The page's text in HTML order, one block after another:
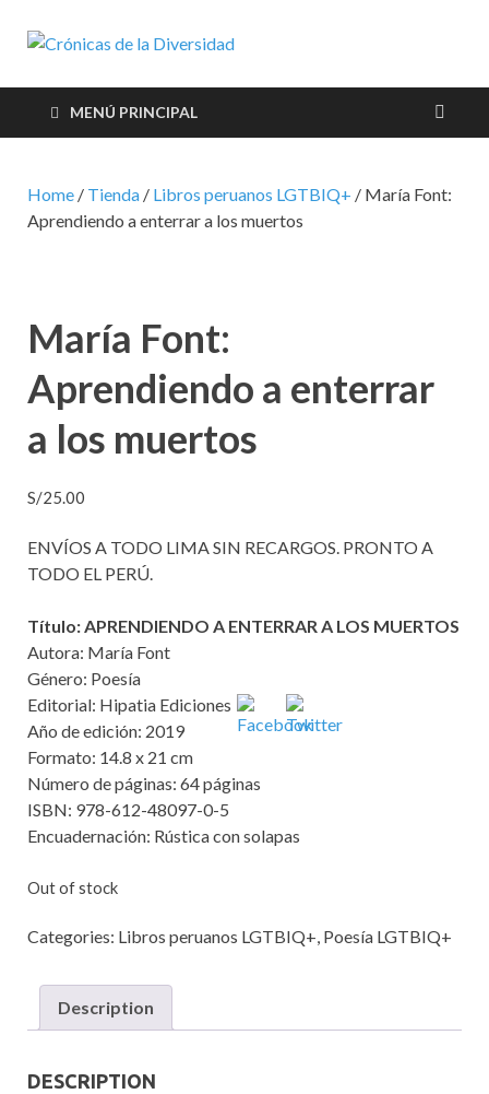
Crónicas de
la
Diversidad
sobre temas de cultura LGTB+
MENÚ PRINCIPAL
Home / Tienda / Libros peruanos LGTBIQ+ / María Font:
Aprendiendo a enterrar a los muertos
María Font:
Aprendiendo a enterrar
a los muertos
S/25.00
ENVÍOS A TODO LIMA SIN RECARGOS. PRONTO A
TODO EL PERÚ.
Título: APRENDIENDO A ENTERRAR A LOS MUERTOS
Autora: María Font
Género: Poesía
Editorial: Hipatia Ediciones
Año de edición: 2019
Formato: 14.8 x 21 cm
Número de páginas: 64páginas
ISBN: 978-612-48097-0-5
Encuadernación: Rústica con solapas
Out of stock
Categories: Libros peruanos LGTBIQ+ Poesía LGTBIQ+
Description
DESCRIPTION